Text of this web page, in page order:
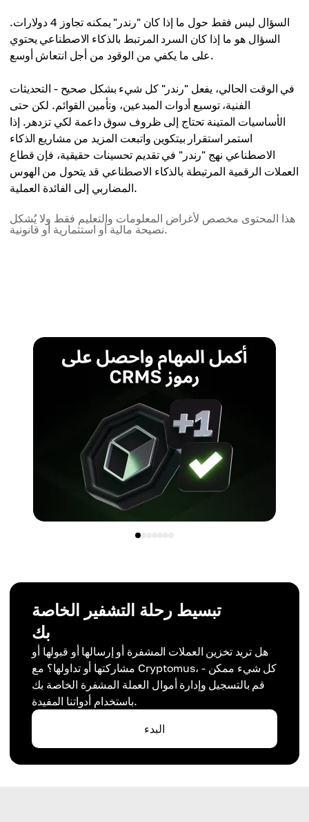
السؤال ليس فقط حول ما إذا كان "رندر" يمكنه تجاوز 4 دولارات.
السؤال هو ما إذا كان السرد المرتبط بالذكاء الاصطناعي يحتوي
على ما يكفي من الوقود من أجل انتعاش أوسع.
في الوقت الحالي، يفعل "رندر" كل شيء بشكل صحيح - التحديثات
الفنية، توسيع أدوات المبدعين، وتأمين القوائم. لكن حتى
الأساسيات المتينة تحتاج إلى ظروف سوق داعمة لكي تزدهر. إذا
استمر استقرار بيتكوين واتبعت المزيد من مشاريع الذكاء
الاصطناعي نهج "رندر" في تقديم تحسينات حقيقية، فإن قطاع
العملات الرقمية المرتبطة بالذكاء الاصطناعي قد يتحول من الهوس
المضاربي إلى الفائدة العملية.
هذا المحتوى مخصص لأغراض المعلومات والتعليم فقط ولا يُشكل
نصيحة مالية أو استثمارية أو قانونية.
تبسيط رحلة التشفير الخاصة
بك
هل تريد تخزين العملات المشفرة أو إرسالها أو قبولها أو
مشاركتها أو تداولها؟ مع Cryptomus، كل شيء ممكن -
قم بالتسجيل وإدارة أموال العملة المشفرة الخاصة بك
باستخدام أدواتنا المفيدة.
البدء